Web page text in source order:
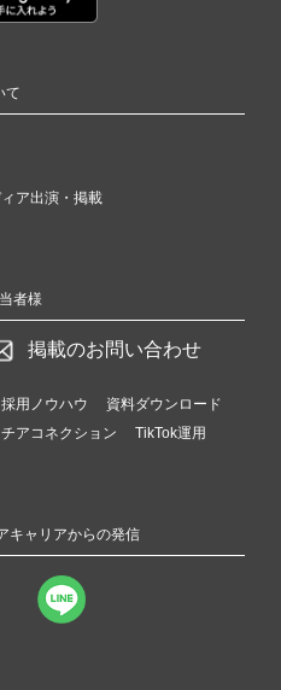
て
ィア出演・掲載
者様
掲載のお問い合わせ
採用ノウハウ
資料ダウンロード
チアコネクション
TikTok運用
キャリアからの発信